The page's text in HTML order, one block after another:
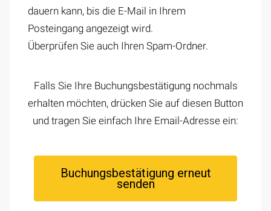
dauern kann, bis die E-Mail in Ihrem
Posteingang angezeigt wird.
Überprüfen Sie auch Ihren Spam-Ordner.
Falls Sie Ihre Buchungsbestätigung nochmals
erhalten möchten, drücken Sie auf diesen Button
und tragen Sie einfach Ihre Email-Adresse ein:
Buchungsbestätigung erneut
senden